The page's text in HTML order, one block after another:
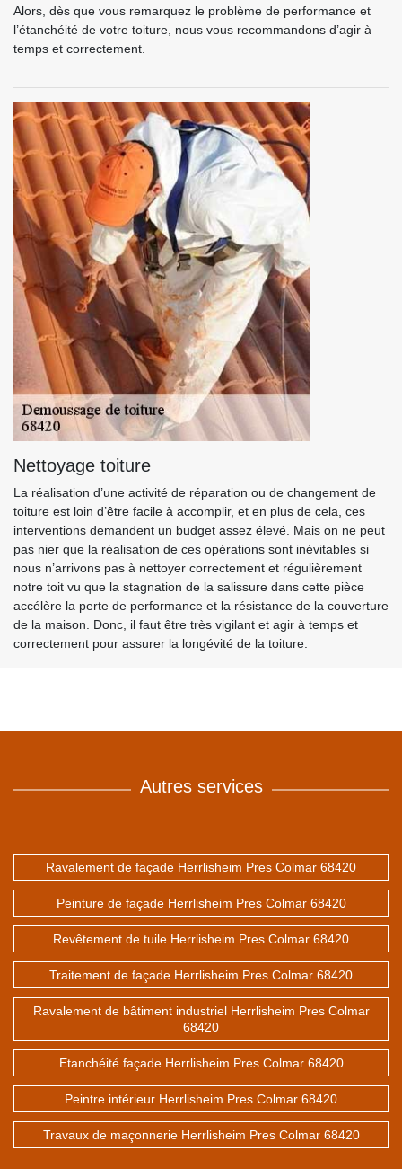
Alors, dès que vous remarquez le problème de performance et
l’étanchéité de votre toiture, nous vous recommandons d’agir à
temps et correctement.
Nettoyage toiture
La réalisation d’une activité de réparation ou de changement de
toiture est loin d’être facile à accomplir, et en plus de cela, ces
interventions demandent un budget assez élevé. Mais on ne peut
pas nier que la réalisation de ces opérations sont inévitables si
nous n’arrivons pas à nettoyer correctement et régulièrement
notre toit vu que la stagnation de la salissure dans cette pièce
accélère la perte de performance et la résistance de la couverture
de la maison. Donc, il faut être très vigilant et agir à temps et
correctement pour assurer la longévité de la toiture.
Autres services
Ravalement de façade Herrlisheim Pres Colmar 68420
Peinture de façade Herrlisheim Pres Colmar 68420
Revêtement de tuile Herrlisheim Pres Colmar 68420
Traitement de façade Herrlisheim Pres Colmar 68420
Ravalement de bâtiment industriel Herrlisheim Pres Colmar
68420
Etanchéité façade Herrlisheim Pres Colmar 68420
Peintre intérieur Herrlisheim Pres Colmar 68420
Travaux de maçonnerie Herrlisheim Pres Colmar 68420